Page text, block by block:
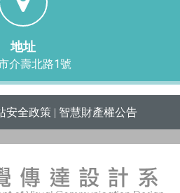
地址
介壽北路1號
安全政策 | 智慧財產權公告